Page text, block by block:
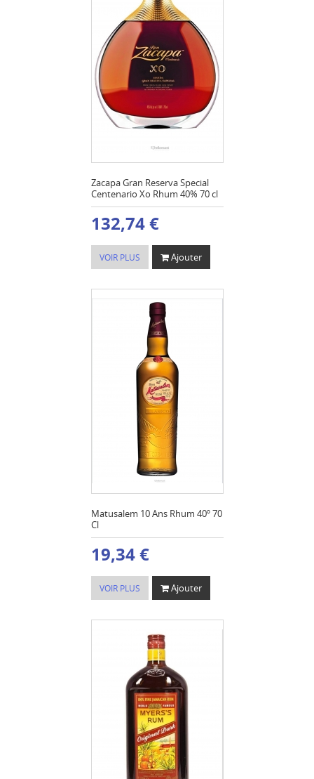
Zacapa Gran Reserva Special
Centenario Xo Rhum 40% 70 cl
132,74 €
VOIR PLUS Ajouter
Matusalem 10 Ans Rhum 40º 70
Cl
19,34 €
VOIR PLUS Ajouter